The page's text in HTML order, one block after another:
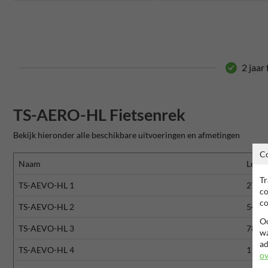
2 jaar
TS-AERO-HL Fietsenrek
Bekijk hieronder alle beschikbare uitvoeringen en afmetingen
Naam Lengte
TS-AEVO-HL 1 270
TS-AEVO-HL 2 540
TS-AEVO-HL 3 780
TS-AEVO-HL 4 1100